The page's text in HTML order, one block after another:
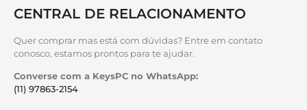
CENTRAL DE RELACIONAMENTO
Quer comprar mas está com dúvidas? Entre em contato
conosco, estamos prontos para te ajudar.
Converse com a KeysPC no WhatsApp:
(11) 97863-2154